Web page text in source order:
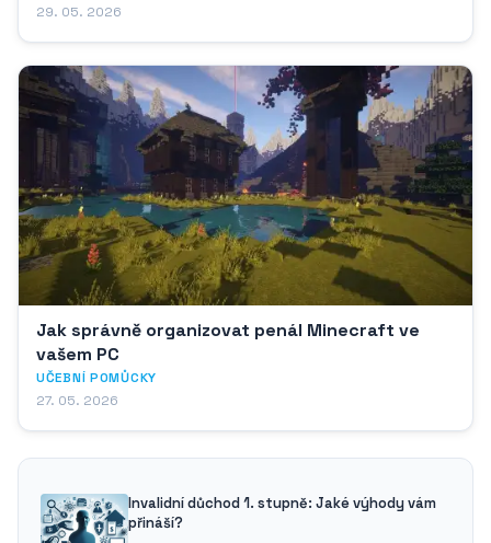
29. 05. 2026
Jak správně organizovat penál Minecraft ve
vašem PC
UČEBNÍ POMŮCKY
27. 05. 2026
Invalidní důchod 1. stupně: Jaké výhody vám
přináší?